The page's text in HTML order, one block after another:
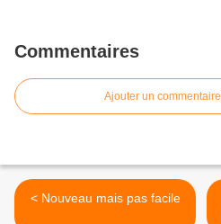
Commentaires
Ajouter un commentaire
< Nouveau mais pas facile